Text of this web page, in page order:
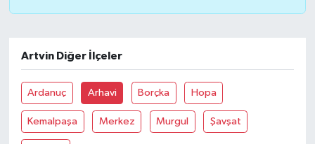
Artvin Diğer İlçeler
Ardanuç Arhavi Borçka Hopa
Kemalpaşa Merkez Murgul Şavşat